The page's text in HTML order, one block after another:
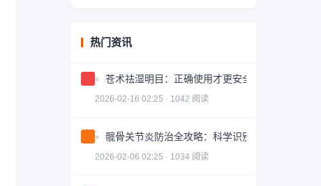
热门资讯
苍术祛湿明目：正确使用才更安全有效
2026-02-16 02:25 · 1042 阅读
髋骨关节炎防治全攻略：科学识别与有效治疗
2026-02-06 02:25 · 1034 阅读